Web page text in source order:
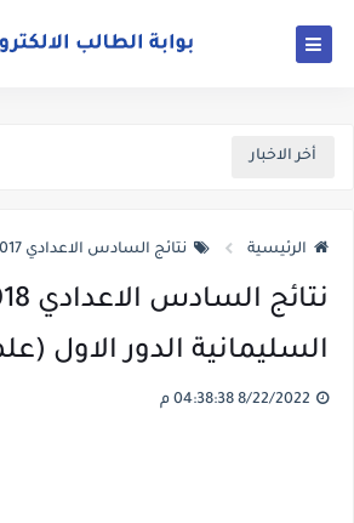
أخر الاخبار
الرئيسية نتائج السادس الاعدادي 2017-2018
السليمانية الدور الاول